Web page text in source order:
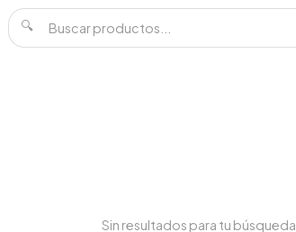
🔍
Sin resultados para tu búsqueda